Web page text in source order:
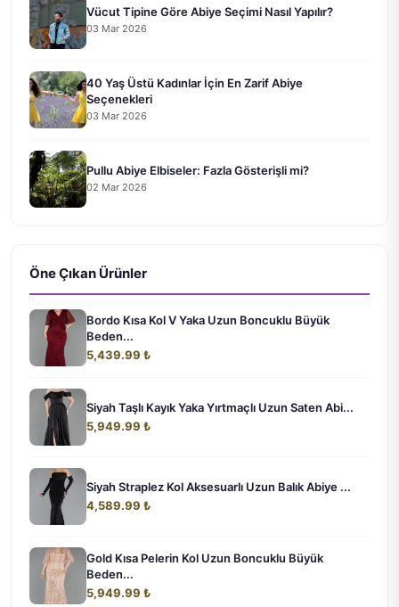
Vücut Tipine Göre Abiye Seçimi Nasıl Yapılır?
03 Mar 2026
40 Yaş Üstü Kadınlar İçin En Zarif Abiye
Seçenekleri
03 Mar 2026
Pullu Abiye Elbiseler: Fazla Gösterişli mi?
02 Mar 2026
Öne Çıkan Ürünler
Bordo Kısa Kol V Yaka Uzun Boncuklu Büyük
Beden...
5,439.99 ₺
Siyah Taşlı Kayık Yaka Yırtmaçlı Uzun Saten Abi...
5,949.99 ₺
Siyah Straplez Kol Aksesuarlı Uzun Balık Abiye ...
4,589.99 ₺
Gold Kısa Pelerin Kol Uzun Boncuklu Büyük
Beden...
5,949.99 ₺